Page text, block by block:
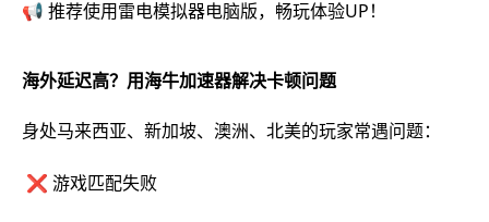
📢 推荐使用雷电模拟器电脑版，畅玩体验UP！
海外延迟高？用海牛加速器解决卡顿问题
身处马来西亚、新加坡、澳洲、北美的玩家常遇问题：
❌ 游戏匹配失败